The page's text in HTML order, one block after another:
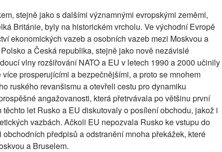
stejně jako s dalšími významnými evropskými zeměmi,
Británie, byly na historickém vrcholu. Ve východní Evropě
ekonomických vazeb a osobních vazeb mezi Moskvou a
a Česká republika, stejně jako nově nezávislé
vlny rozšiřování NATO a EU v letech 1990 a 2000 učinily
prosperujícími a bezpečnějšími, a proto se mnohem
ruského revanšismu a otevřeli cestu pro dynamiku
angažovanosti, která přetrvávala po většinu první
let Rusko a EU diskutovaly o posílení obchodu, jakož i
vazbách. Ačkoli EU nepozvala Rusko ke vstupu do
předpisů a odstranění mnoha překážek, které
a Bruselem.